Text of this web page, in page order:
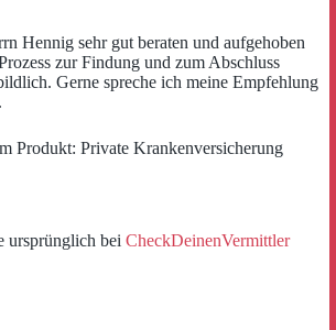
Hennig sehr gut beraten und aufgehoben
zur Findung und zum Abschluss
Gerne spreche ich meine Empfehlung
Produkt: Private Krankenversicherung
ursprünglich bei CheckDeinenVermittler